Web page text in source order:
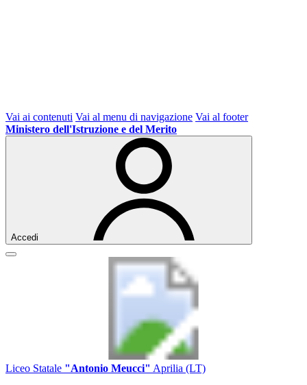
Vai ai contenuti Vai al menu di navigazione Vai al footer
Ministero dell'Istruzione e del Merito
Accedi
Liceo Statale "Antonio Meucci" Aprilia (LT)